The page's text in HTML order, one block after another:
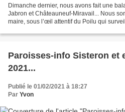
Dimanche dernier, nous avons fait une
Jabron et Châteauneuf-Miravail... Nous
maire, sous l’œil attentif du Poilu qui
Paroisses-info Sisteron et
2021...
Publié le 01/02/2021 à 18:27
Par Yvon